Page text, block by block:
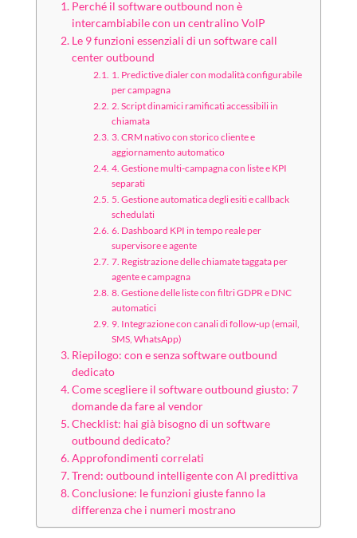
Perché il software outbound non è
intercambiabile con un centralino VoIP
Le 9 funzioni essenziali di un software call
center outbound
1. Predictive dialer con modalità configurabile
per campagna
2. Script dinamici ramificati accessibili in
chiamata
3. CRM nativo con storico cliente e
aggiornamento automatico
4. Gestione multi-campagna con liste e KPI
separati
5. Gestione automatica degli esiti e callback
schedulati
6. Dashboard KPI in tempo reale per
supervisore e agente
7. Registrazione delle chiamate taggata per
agente e campagna
8. Gestione delle liste con filtri GDPR e DNC
automatici
9. Integrazione con canali di follow-up (email,
SMS, WhatsApp)
Riepilogo: con e senza software outbound
dedicato
Come scegliere il software outbound giusto: 7
domande da fare al vendor
Checklist: hai già bisogno di un software
outbound dedicato?
Approfondimenti correlati
Trend: outbound intelligente con AI predittiva
Conclusione: le funzioni giuste fanno la
differenza che i numeri mostrano